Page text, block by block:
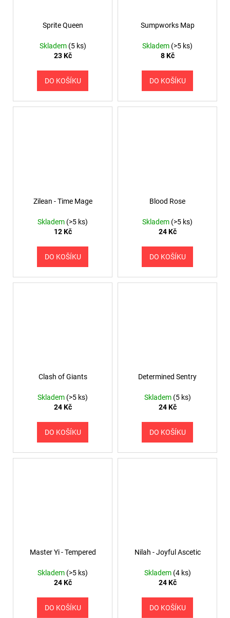
Sprite Queen
Skladem (5 ks)
23 Kč
DO KOŠÍKU
Sumpworks Map
Skladem (>5 ks)
8 Kč
DO KOŠÍKU
Zilean - Time Mage
Skladem (>5 ks)
12 Kč
DO KOŠÍKU
Blood Rose
Skladem (>5 ks)
24 Kč
DO KOŠÍKU
Clash of Giants
Skladem (>5 ks)
24 Kč
DO KOŠÍKU
Determined Sentry
Skladem (5 ks)
24 Kč
DO KOŠÍKU
Master Yi - Tempered
Skladem (>5 ks)
24 Kč
DO KOŠÍKU
Nilah - Joyful Ascetic
Skladem (4 ks)
24 Kč
DO KOŠÍKU